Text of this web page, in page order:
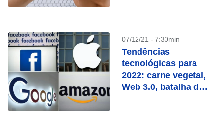
07/12/21 - 7:30min
Tendências
tecnológicas para
2022: carne vegetal,
Web 3.0, batalha das